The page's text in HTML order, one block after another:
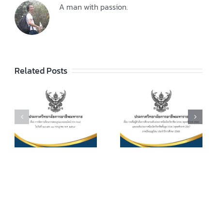
A man with passion.
Related Postsศึกษาระดับ
ประกาศนียบัตร
วิชาชีพ (ปวช.)
พุทธศักราช
2562 และระดับ
ประกาศนียบัตร
ประกาศวิทยา
กำหนดการ และ
อัตราการจัดเก็บ
ค่าบำรุงการ
ศึกษา ค่า
หน่วยกิตรายวิชา